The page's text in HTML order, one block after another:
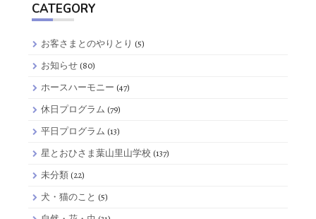
CATEGORY
お客さまとのやりとり (5)
お知らせ (80)
ホースハーモニー (47)
休日プログラム (79)
平日プログラム (13)
星とおひさま葉山里山学校 (137)
未分類 (22)
犬・猫のこと (5)